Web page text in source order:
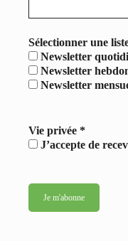
Sélectionner une
Newsletter
Newsletter
Newsletter
Vie privée *
J’accepte de